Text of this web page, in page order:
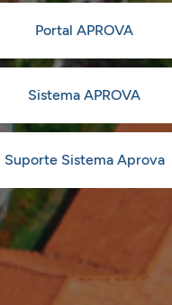
Portal APROVA
Sistema APROVA
Suporte Sistema Aprova